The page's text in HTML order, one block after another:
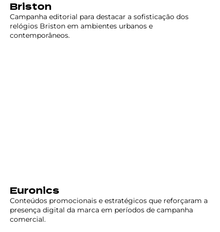
Briston
Campanha editorial para destacar a sofisticação dos
relógios Briston em ambientes urbanos e
contemporâneos.
Euronics
Conteúdos promocionais e estratégicos que reforçaram a
presença digital da marca em períodos de campanha
comercial.